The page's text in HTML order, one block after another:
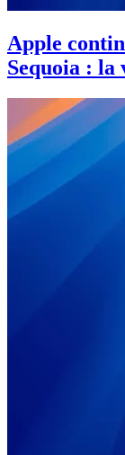
Apple
Sequoia : la